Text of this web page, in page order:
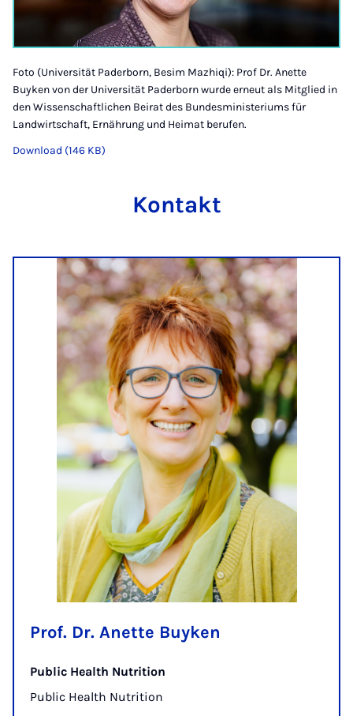
Foto (Universität Paderborn, Besim Mazhiqi): Prof Dr. Anette
Buyken von der Universität Paderborn wurde erneut als Mitglied in
den Wissenschaftlichen Beirat des Bundesministeriums für
Landwirtschaft, Ernährung und Heimat berufen.
Download (146 KB)
Kontakt
Prof. Dr. Anette Buyken
Public Health Nutrition
Public Health Nutrition